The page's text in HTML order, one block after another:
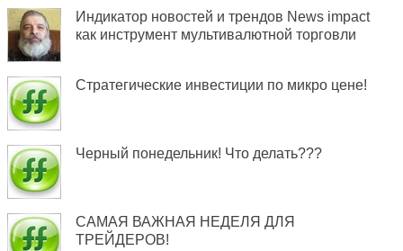
Индикатор новостей и трендов News impact
как инструмент мультивалютной торговли
Стратегические инвестиции по микро цене!
Черный понедельник! Что делать???
САМАЯ ВАЖНАЯ НЕДЕЛЯ ДЛЯ
ТРЕЙДЕРОВ!